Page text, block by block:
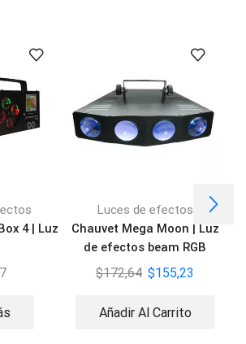
4 | Luz
Luces de efectos
Chauvet Mega Moon | Luz
de efectos beam RGB
$172,64 $155,23
Añadir Al Carrito